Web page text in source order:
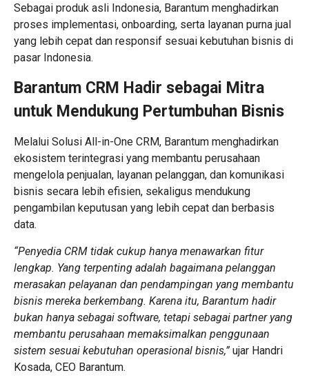
Sebagai produk asli Indonesia, Barantum menghadirkan
proses implementasi, onboarding, serta layanan purna jual
yang lebih cepat dan responsif sesuai kebutuhan bisnis di
pasar Indonesia.
Barantum CRM Hadir sebagai Mitra
untuk Mendukung Pertumbuhan Bisnis
Melalui Solusi All-in-One CRM, Barantum menghadirkan
ekosistem terintegrasi yang membantu perusahaan
mengelola penjualan, layanan pelanggan, dan komunikasi
bisnis secara lebih efisien, sekaligus mendukung
pengambilan keputusan yang lebih cepat dan berbasis
data.
“Penyedia CRM tidak cukup hanya menawarkan fitur
lengkap. Yang terpenting adalah bagaimana pelanggan
merasakan pelayanan dan pendampingan yang membantu
bisnis mereka berkembang. Karena itu, Barantum hadir
bukan hanya sebagai software, tetapi sebagai partner yang
membantu perusahaan memaksimalkan penggunaan
sistem sesuai kebutuhan operasional bisnis,” ujar Handri
Kosada, CEO Barantum.